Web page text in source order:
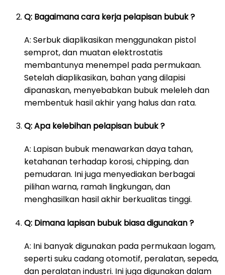
Q: Bagaimana cara kerja pelapisan bubuk ?
A: Serbuk diaplikasikan menggunakan pistol
semprot, dan muatan elektrostatis
membantunya menempel pada permukaan.
Setelah diaplikasikan, bahan yang dilapisi
dipanaskan, menyebabkan bubuk meleleh dan
membentuk hasil akhir yang halus dan rata.
Q: Apa kelebihan pelapisan bubuk ?
A: Lapisan bubuk menawarkan daya tahan,
ketahanan terhadap korosi, chipping, dan
pemudaran. Ini juga menyediakan berbagai
pilihan warna, ramah lingkungan, dan
menghasilkan hasil akhir berkualitas tinggi.
Q: Dimana lapisan bubuk biasa digunakan ?
A: Ini banyak digunakan pada permukaan logam,
seperti suku cadang otomotif, peralatan, sepeda,
dan peralatan industri. Ini juga digunakan dalam